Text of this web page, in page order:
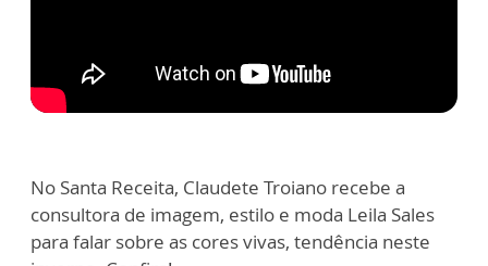
No Santa Receita, Claudete Troiano recebe a
consultora de imagem, estilo e moda Leila Sales
para falar sobre as cores vivas, tendência neste